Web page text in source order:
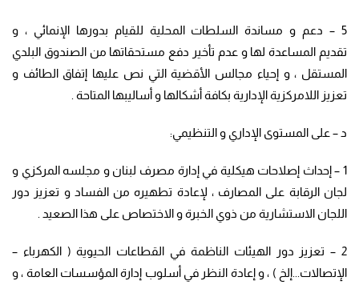
5 – دعم و مساندة السلطات المحلية للقيام بدورها الإنمائي ، و
تقديم المساعدة لها و عدم تأخير دفع مستحقاتها من الصندوق البلدي
المستقل ، و إحياء مجالس الأقضية التي نص عليها إتفاق الطائف و
تعزيز اللامركزية الإدارية بكافة أشكالها و أساليبها المتاحة .
د – على المستوى الإداري و التنظيمي:
1 – إحداث إصلاحات هيكلية في إدارة مصرف لبنان و مجلسه المركزي و
لجان الرقابة على المصارف ، لإعادة تطهيره من الفساد و تعزيز دور
اللجان الاستشارية من ذوي الخبرة و الاختصاص على هذا الصعيد .
2 – تعزيز دور الهيئات الناظمة في القطاعات الحيوية ( الكهرباء –
الإتصالات. ..إلخ ) ، و إعادة النظر في أسلوب إدارة المؤسسات العامة ، و